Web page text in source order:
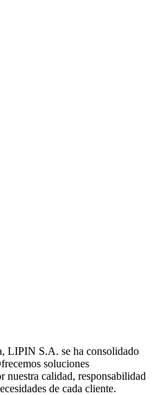
LIPIN S.A. se ha consolidado
soluciones
nuestra calidad, responsabilidad
de cada cliente.